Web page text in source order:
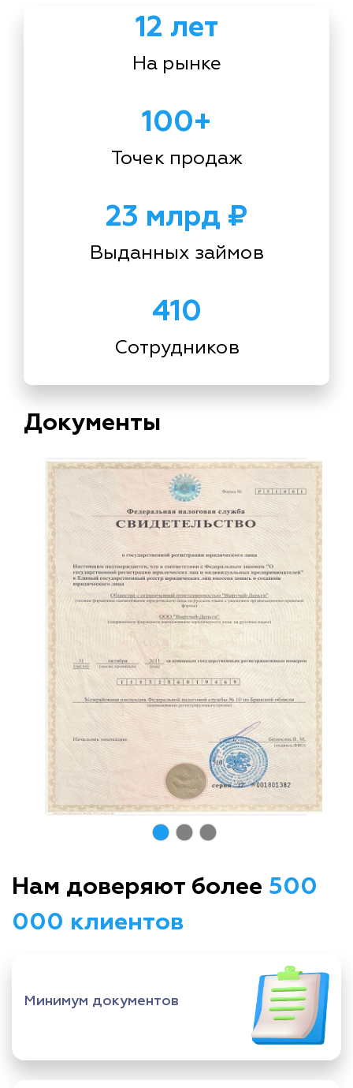
12 лет
На рынке
100+
Точек продаж
23 млрд ₽
Выданных займов
410
Сотрудников
Документы
Нам доверяют более 500
000 клиентов
Минимум документов